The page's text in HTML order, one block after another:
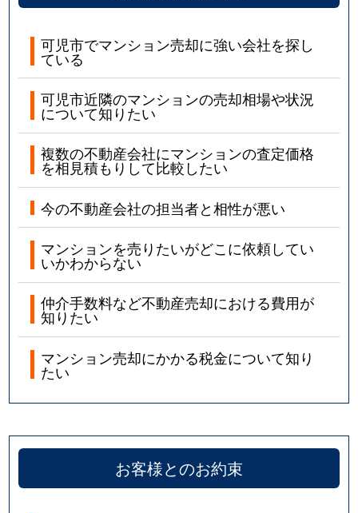
可児市でマンション売却に強い会社を探し
ている
可児市近隣のマンションの売却相場や状況
について知りたい
複数の不動産会社にマンションの査定価格
を相見積もりして比較したい
今の不動産会社の担当者と相性が悪い
マンションを売りたいがどこに依頼してい
いかわからない
仲介手数料など不動産売却における費用が
知りたい
マンション売却にかかる税金について知り
たい
お客様とのお約束